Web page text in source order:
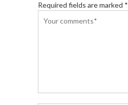
Required fields are marked *